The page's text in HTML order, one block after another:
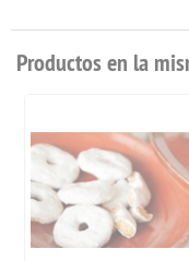
Productos en la